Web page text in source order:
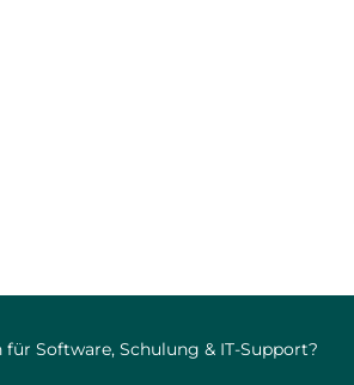
Software, Schulung & IT-Support?